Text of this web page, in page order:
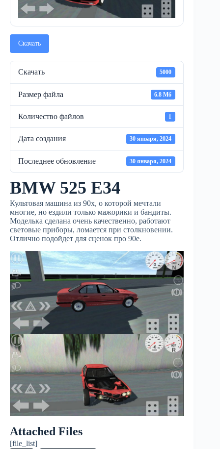
Скачать
Скачать 5000
Размер файла 6.8 Мб
Количество файлов 1
Дата создания 30 января, 2024
Последнее обновление 30 января, 2024
BMW 525 E34
Культовая машина из 90х, о которой мечтали
многие, но ездили только мажорики и бандиты.
Моделька сделана очень качественно, работают
световые приборы, ломается при столкновении.
Отлично подойдет для сценок про 90е.
Attached Files
[file_list]